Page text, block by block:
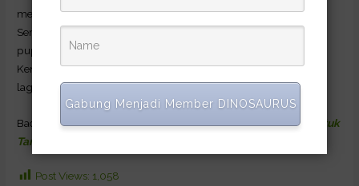
meningkat sedikit, ada yang satu kali bahkan dua kali lipat.
Semuanya ini sudah terbukti (proven), bukan abal-abal. Saat ini
pupuk hayati Dinosaurus sudah memperoleh izin edar oleh
Kemeneteriaan Pertanian, sehingga produk ini tidak diragukan
lagi. Mau info lebih lanjut wa 087884864538. Salam dino.-*
Baca jugaPupuk Kandang Organik Sebagai Pupuk Dasar untuk
Tanaman
Post Views: 1,058
Gabung Menjadi Member DINOSAURUS